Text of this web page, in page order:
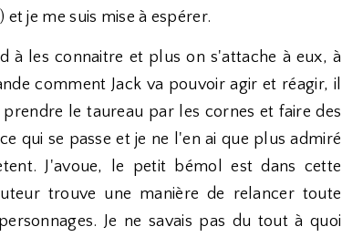
je me suis mise à espérer.
à les connaitre et plus on s'attache à eux, à
comment Jack va pouvoir agir et réagir, il
le taureau par les cornes et faire des
qui se passe et je ne l'en ai que plus admiré
J'avoue, le petit bémol est dans cette
trouve une manière de relancer toute
Je ne savais pas du tout à quoi